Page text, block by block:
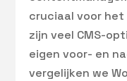
cruciaal voor het
zijn veel CMS-
eigen voor- en
vergelijken we